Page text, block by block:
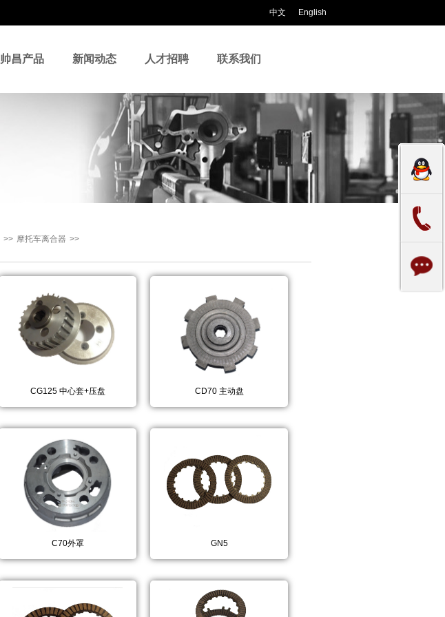
中文 English
帅昌产品 新闻动态 人才招聘 联系我们
>> 摩托车离合器 >>
CG125 中心套+压盘 CD70 主动盘
C70外罩 GN5